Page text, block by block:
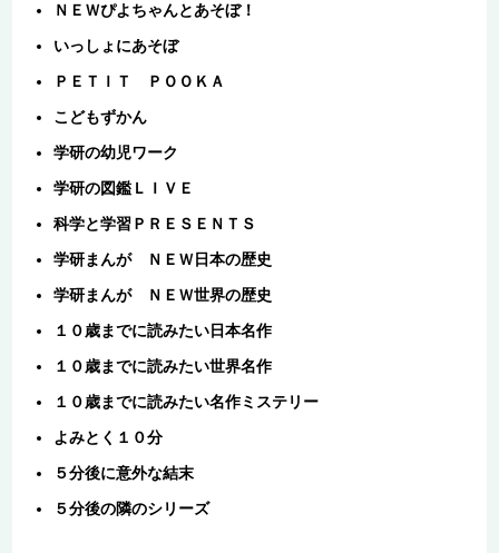
ＮＥＷぴよちゃんとあそぼ！
いっしょにあそぼ
ＰＥＴＩＴ ＰＯＯＫＡ
こどもずかん
学研の幼児ワーク
学研の図鑑ＬＩＶＥ
科学と学習ＰＲＥＳＥＮＴＳ
学研まんが ＮＥＷ日本の歴史
学研まんが ＮＥＷ世界の歴史
１０歳までに読みたい日本名作
１０歳までに読みたい世界名作
１０歳までに読みたい名作ミステリー
よみとく１０分
５分後に意外な結末
５分後の隣のシリーズ